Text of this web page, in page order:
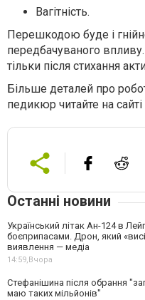
Вагітність.
Перешкодою буде і
передбачуваного
тільки після стихання
Більше деталей про
педикюр читайте на сайті
Останні новини
Український літак Ан-124 в
боєприпасами. Дрон, який
виявлення — медіа
14:59, Вчора
Стефанішина після обрання
маю таких мільйонів"